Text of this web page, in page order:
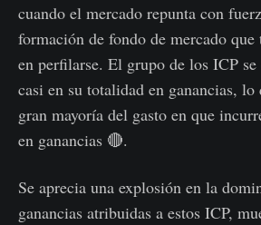
cuando el mercado repunta con
formación de fondo de mercado que
en perfilarse. El grupo de los ICP
casi en su totalidad en ganancias,
gran mayoría del gasto en que
en ganancias 🔴.
Se aprecia una explosión en la
ganancias atribuidas a estos ICP,